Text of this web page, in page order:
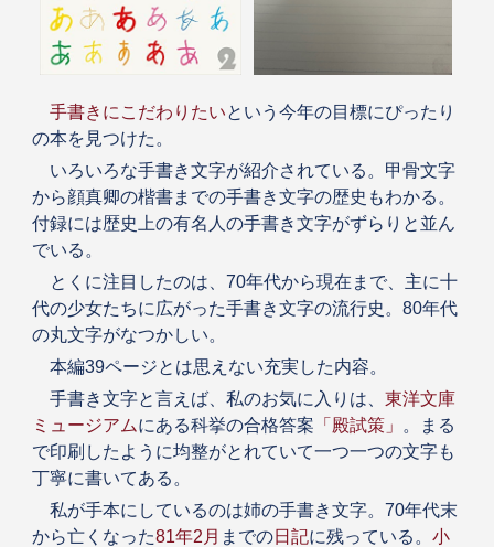
手書きにこだわりたいという今年の目標にぴったり
の本を見つけた。
いろいろな手書き文字が紹介されている。甲骨文字
から顔真卿の楷書までの手書き文字の歴史もわかる。
付録には歴史上の有名人の手書き文字がずらりと並ん
でいる。
とくに注目したのは、70年代から現在まで、主に十
代の少女たちに広がった手書き文字の流行史。80年代
の丸文字がなつかしい。
本編39ページとは思えない充実した内容。
手書き文字と言えば、私のお気に入りは、 東洋文庫
ミュージアムにある科挙の合格答案 「殿試策」
。まる
で印刷したように均整がとれていて一つ一つの文字も
丁寧に書いてある。
私が手本にしているのは姉の手書き文字。70年代末
から亡くなった81年2月 までの日記に残っている。 小